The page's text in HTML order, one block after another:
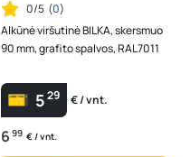
0/5 (0)
Alkūnė viršutinė BILKA, skersmuo
90 mm, grafito spalvos, RAL7011
529 € / vnt.
6 99 € / vnt.